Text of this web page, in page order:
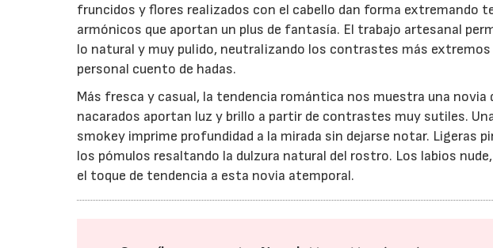
fruncidos y flores realizados con el cabello dan forma extremando
armónicos que aportan un plus de fantasía. El trabajo artesanal
lo natural y muy pulido, neutralizando los contrastes más extremos
personal cuento de hadas.
Más fresca y casual, la tendencia romántica nos muestra una
nacarados aportan luz y brillo a partir de contrastes muy sutiles.
smokey imprime profundidad a la mirada sin dejarse notar. Ligeras
los pómulos resaltando la dulzura natural del rostro. Los labios
el toque de tendencia a esta novia atemporal.